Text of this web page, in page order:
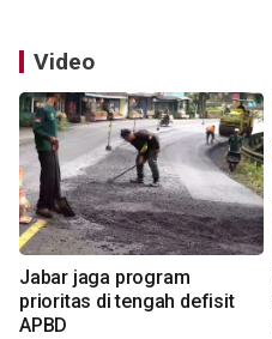
Video
Jabar jaga program
prioritas di tengah defisit
APBD